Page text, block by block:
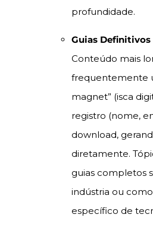
profundidade.
Guias Definitivos
Conteúdo mais
frequentemente
magnet” (isca
registro (nome,
download,
diretamente.
guias completos
indústria ou
específico de